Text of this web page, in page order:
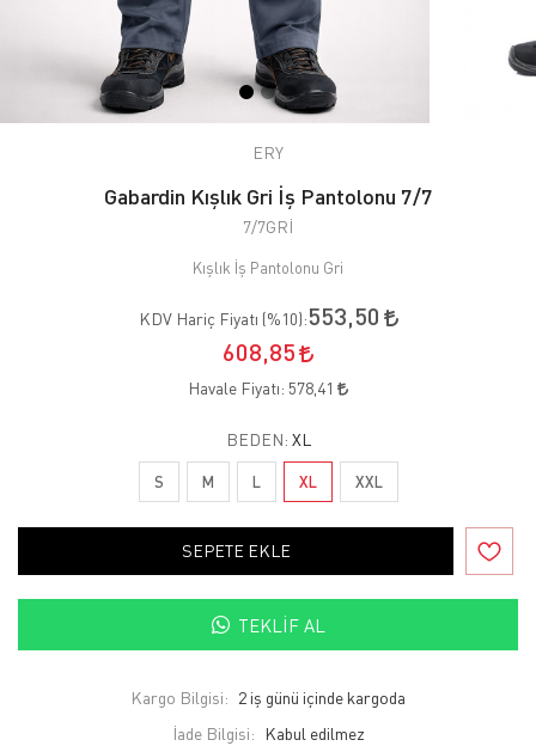
ERY
Gabardin Kışlık Gri İş Pantolonu 7/7
7/7GRİ
Kışlık İş Pantolonu Gri
KDV Hariç Fiyatı (%10):553,50
608,85
Havale Fiyatı: 578,41
BEDEN: XL
S M L XL XXL
SEPETE EKLE
TEKLIF AL
Kargo Bilgisi: 2 iş günü içinde kargoda
İade Bilgisi: